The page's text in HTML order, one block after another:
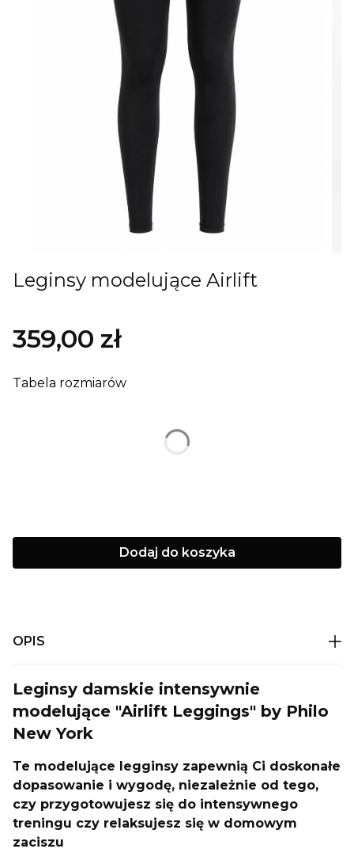
Leginsy modelujące Airlift
Cena
359,00 zł
Tabela rozmiarów
L
Dodaj do koszyka
OPIS
Leginsy damskie intensywnie
modelujące "Airlift Leggings" by Philo
New York
Te modelujące legginsy zapewnią Ci doskonałe
dopasowanie i wygodę, niezależnie od tego,
czy przygotowujesz się do intensywnego
treningu czy relaksujesz się w domowym
zaciszu